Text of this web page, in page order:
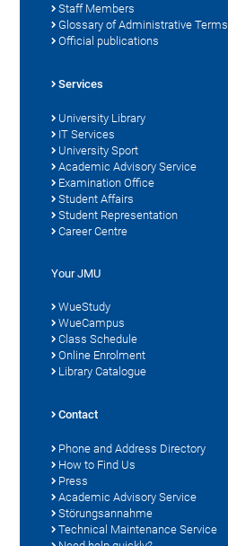
Staff Members
Glossary of Administrative Terms
Official publications
Services
University Library
IT Services
University Sport
Academic Advisory Service
Examination Office
Student Affairs
Student Representation
Career Centre
Your JMU
WueStudy
WueCampus
Class Schedule
Online Enrolment
Library Catalogue
Contact
Phone and Address Directory
How to Find Us
Press
Academic Advisory Service
Störungsannahme
Technical Maintenance Service